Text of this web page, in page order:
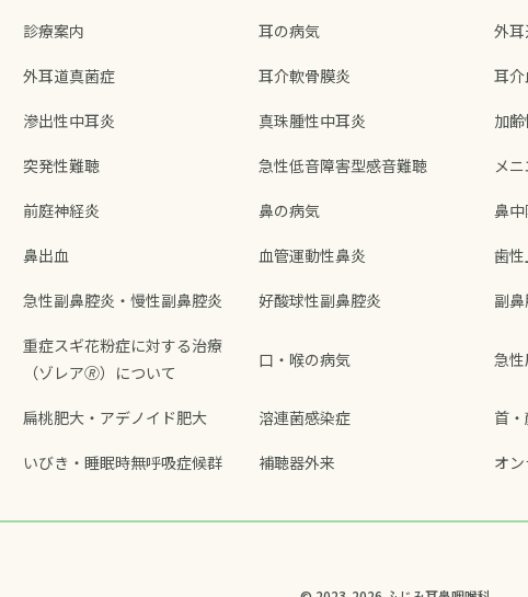
診療案内 耳の病気 外
外耳道真菌症 耳介軟骨膜炎 耳
滲出性中耳炎 真珠腫性中耳炎 加
突発性難聴 急性低音障害型感音難聴 メ
前庭神経炎 鼻の病気 鼻
鼻出血 血管運動性鼻炎 歯
急性副鼻腔炎・慢性副鼻腔炎 好酸球性副鼻腔炎 副
重症スギ花粉症に対する治療
（ゾレア🄬）について
口・喉の病気 急
扁桃肥大・アデノイド肥大 溶連菌感染症 首
いびき・睡眠時無呼吸症候群 補聴器外来 オ